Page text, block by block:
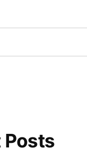
Posts